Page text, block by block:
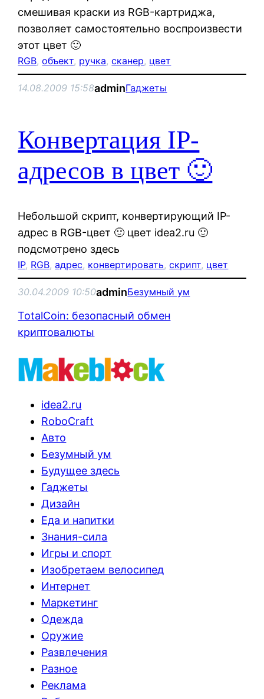
смешивая краски из RGB-картриджа,
позволяет самостоятельно воспроизвести
этот цвет 🙂
RGB, объект, ручка, сканер, цвет
14.08.2009 15:58adminГаджеты
Конвертация IP-
адресов в цвет 🙂
Небольшой скрипт, конвертирующий IP-
адрес в RGB-цвет 🙂 цвет idea2.ru 🙂
подсмотрено здесь
IP, RGB, адрес, конвертировать, скрипт, цвет
30.04.2009 10:50adminБезумный ум
TotalCoin: безопасный обмен
криптовалюты
idea2.ru
RoboCraft
Авто
Безумный ум
Будущее здесь
Гаджеты
Дизайн
Еда и напитки
Знания-сила
Игры и спорт
Изобретаем велосипед
Интернет
Маркетинг
Одежда
Оружие
Развлечения
Разное
Реклама